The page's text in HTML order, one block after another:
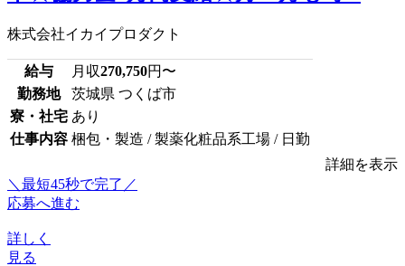
株式会社イカイプロダクト
給与 月収270,750円〜
勤務地
茨城県 つくば市
寮・社宅 あり
仕事内容 梱包・製造 / 製薬化粧品系工場 / 日勤
詳細を表示
＼最短45秒で完了／
応募へ進む
詳しく
見る